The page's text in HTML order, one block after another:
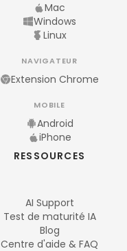
Mac
Windows
Linux
NAVIGATEUR
Extension Chrome
MOBILE
Android
iPhone
RESSOURCES
AI Support
Test de maturité IA
Blog
Centre d'aide & FAQ